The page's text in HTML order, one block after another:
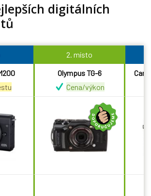
digitálních
2. místo
Olympus TG-6
Cena/výkon